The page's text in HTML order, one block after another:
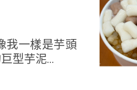
我一樣是芋頭
型芋泥...